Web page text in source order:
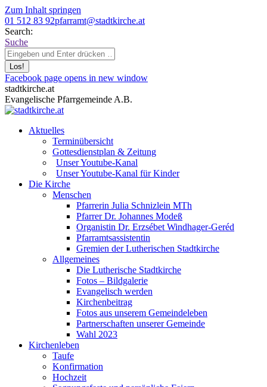
Zum Inhalt springen
01 512 83 92pfarramt@stadtkirche.at
Search:
Suche
Facebook page opens in new window
stadtkirche.at
Evangelische Pfarrgemeinde A.B.
Aktuelles
Terminübersicht
Gottesdienstplan & Zeitung
Unser Youtube-Kanal
Unser Youtube-Kanal für Kinder
Die Kirche
Menschen
Pfarrerin Julia Schnizlein MTh
Pfarrer Dr. Johannes Modeß
Organistin Dr. Erzsébet Windhager-Geréd
Pfarramtsassistentin
Gremien der Lutherischen Stadtkirche
Allgemeines
Die Lutherische Stadtkirche
Fotos – Bildgalerie
Evangelisch werden
Kirchenbeitrag
Fotos aus unserem Gemeindeleben
Partnerschaften unserer Gemeinde
Wahl 2023
Kirchenleben
Taufe
Konfirmation
Hochzeit